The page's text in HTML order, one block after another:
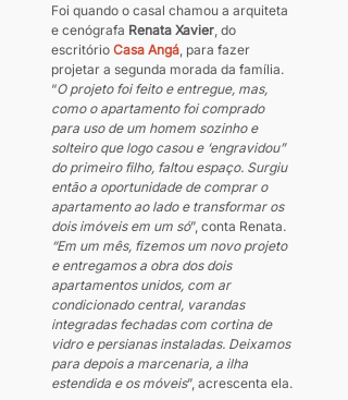
Foi quando o casal chamou a arquiteta
e cenógrafa Renata Xavier , do
escritório Casa Angá , para fazer
projetar a segunda morada da família.
“O projeto foi feito e entregue, mas,
como o apartamento foi comprado
para uso de um homem sozinho e
solteiro que logo casou e ‘engravidou”
do primeiro filho, faltou espaço. Surgiu
então a oportunidade de comprar o
apartamento ao lado e transformar os
dois imóveis em um só”, conta Renata.
“Em um mês, fizemos um novo projeto
e entregamos a obra dos dois
apartamentos unidos, com ar
condicionado central, varandas
integradas fechadas com cortina de
vidro e persianas instaladas. Deixamos
para depois a marcenaria, a ilha
estendida e os móveis”, acrescenta ela.